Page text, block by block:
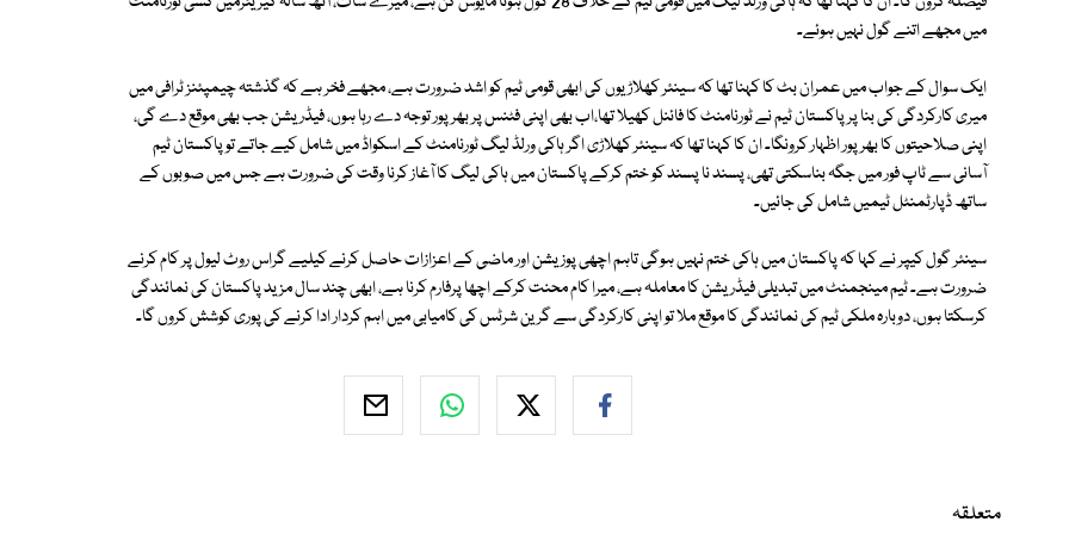
میں مجھے اتنے گول نہیں ہوئے۔
ایک سوال کے جواب میں عمران بٹ کا کہنا تھا کہ سینئر کھلاڑیوں کی ابھی قومی ٹیم کو اشد ضرورت ہے، مجھے فخر ہے کہ گذشتہ چیمپئنز ٹرافی میں
میری کارکردگی کی بنا پر پاکستان ٹیم نے ٹورنامنٹ کا فائنل کھیلا تھا،اب بھی اپنی فٹنس پر بھرپور توجہ دے رہا ہوں، فیڈریشن جب بھی موقع دے گی،
اپنی صلاحیتوں کا بھرپور اظہار کرونگا۔ ان کا کہنا تھا کہ سینئر کھلاڑی اگر ہاکی ورلڈ لیگ ٹورنامنٹ کے اسکواڈ میں شامل کیے جاتے تو پاکستان ٹیم
آسانی سے ٹاپ فور میں جگہ بناسکتی تھی، پسند نا پسند کو ختم کرکے پاکستان میں ہاکی لیگ کا آغاز کرنا وقت کی ضرورت ہے جس میں صوبوں کے
ساتھ ڈپارٹمنٹل ٹیمیں شامل کی جائیں۔
سینئر گول کیپر نے کہا کہ پاکستان میں ہاکی ختم نہیں ہوگی تاہم اچھی پوزیشن اور ماضی کے اعزازات حاصل کرنے کیلیے گراس روٹ لیول پر کام کرنے
ضرورت ہے۔ ٹیم مینجمنٹ میں تبدیلی فیڈریشن کا معاملہ ہے، میرا کام محنت کرکے اچھا پرفارم کرنا ہے، ابھی چند سال مزید پاکستان کی نمائندگی
کرسکتا ہوں، دوبارہ ملکی ٹیم کی نمائندگی کا موقع ملا تو اپنی کارکردگی سے گرین شرٹس کی کامیابی میں اہم کردار ادا کرنے کی پوری کوشش کروں گا۔
متعلقہ